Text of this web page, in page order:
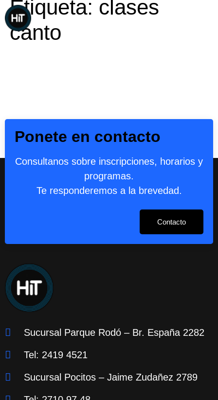
Etiqueta: clases
canto
Ponete en contacto
Consultanos sobre inscripciones, horarios y
programas.
Te responderemos a la brevedad.
Contacto
Sucursal Parque Rodó – Br. España 2282
Tel: 2419 4521
Sucursal Pocitos – Jaime Zudañez 2789